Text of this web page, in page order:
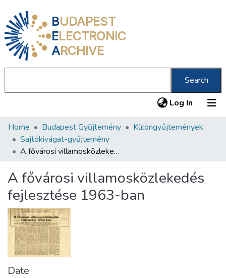
BUDAPEST
ELECTRONIC
ARCHIVE
Search
Log In (current)
Communities & Collections
All of DSpace
About us
Home Budapest Gyűjtemény
Különgyűjtemények
Sajtókivágat-gyűjtemény
A fővárosi villamosközlekedés fejlesztése 1963-ban
A fővárosi villamosközlekedés
fejlesztése 1963-ban
Date